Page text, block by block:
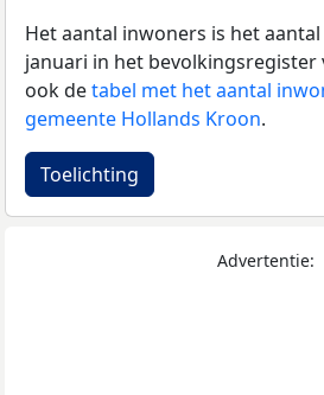
Het aantal inwoners is het
januari in het bevolkingsregister
ook detabel met het aantal
gemeente Hollands Kroon.
Toelichting
Advertentie: